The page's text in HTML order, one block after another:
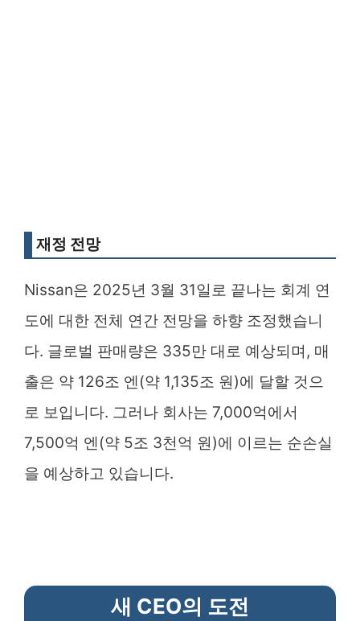
재정 전망
Nissan은 2025년 3월 31일로 끝나는 회계 연
도에 대한 전체 연간 전망을 하향 조정했습니
다. 글로벌 판매량은 335만 대로 예상되며, 매
출은 약 126조 엔(약 1,135조 원)에 달할 것으
로 보입니다. 그러나 회사는 7,000억에서
7,500억 엔(약 5조 3천억 원)에 이르는 순손실
을 예상하고 있습니다.
새 CEO의 도전